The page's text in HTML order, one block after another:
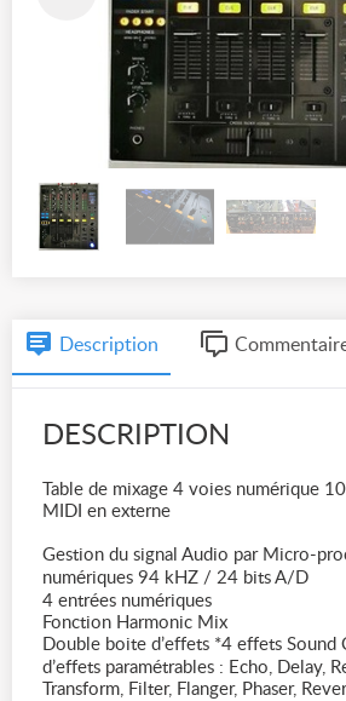
Description
DESCRIPTION
Table de mixage 4 voies numérique
MIDI en externe
Gestion du signal Audio par Micro-
numériques 94 kHZ / 24 bits A/D
4 entrées numériques
Fonction Harmonic Mix
Double boite d’effets *4 effets
d’effets paramétrables : Echo, Delay,
Transform, Filter, Flanger, Phaser,